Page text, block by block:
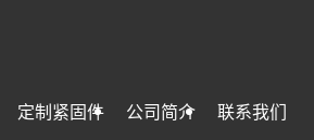
定制紧固件 公司简介 联系我们